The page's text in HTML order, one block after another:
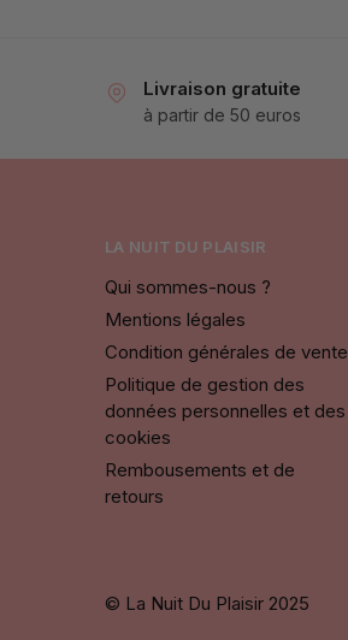
Livraison gratuite
à partir de 50 euros
LA NUIT DU PLAISIR
Qui sommes-nous ?
Mentions légales
Condition générales de vente
Politique de gestion des
données personnelles et des
cookies
Rembousements et de
retours
© La Nuit Du Plaisir 2025